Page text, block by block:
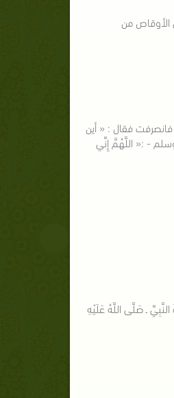
الأوقاص من
فقال : « أين
النبى - صلى الله عليه وسلم - :« اللَّهُمَّ إِنِّي
ـ صَلَّى اللَّهُ عَلَيْهِ